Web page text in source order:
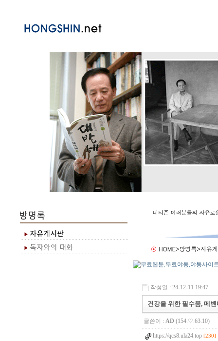
작성일 : 24-12-11 19:47
건강을 위한 필수품, 메
글쓴이 : AD (154.♡.63.10)
https://qcs8.ula24.top [230]